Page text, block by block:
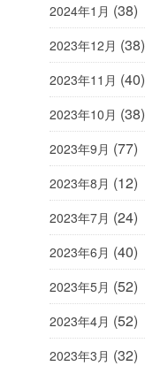
2024年1月 (38)
2023年12月 (38)
2023年11月 (40)
2023年10月 (38)
2023年9月 (77)
2023年8月 (12)
2023年7月 (24)
2023年6月 (40)
2023年5月 (52)
2023年4月 (52)
2023年3月 (32)